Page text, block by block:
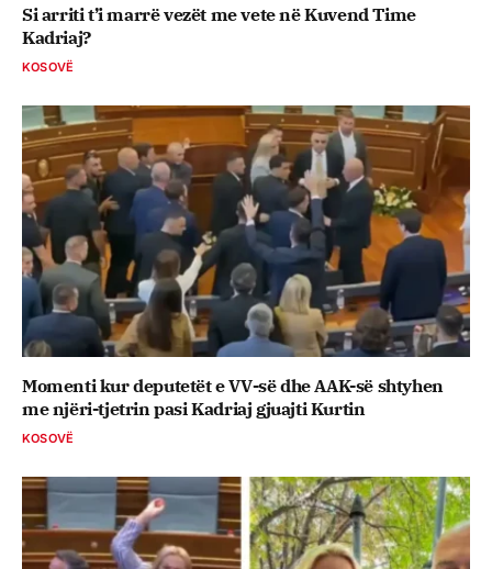
Si arriti t’i marrë vezët me vete në Kuvend Time
Kadriaj?
KOSOVË
Momenti kur deputetët e VV-së dhe AAK-së shtyhen
me njëri-tjetrin pasi Kadriaj gjuajti Kurtin
KOSOVË